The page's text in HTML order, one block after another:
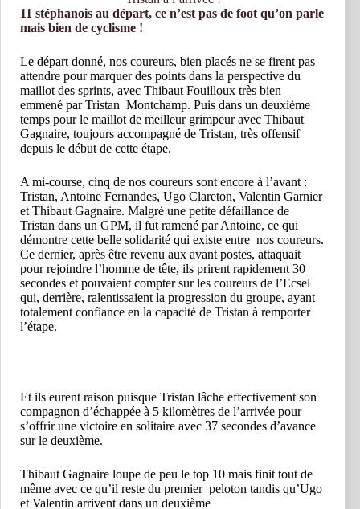
11 stéphanois au départ, ce n’est pas de foot qu’on parle
mais bien de cyclisme !
Le départ donné, nos coureurs, bien placés ne se firent pas
attendre pour marquer des points dans la perspective du
maillot des sprints, avec Thibaut Fouilloux très bien
emmené par Tristan Montchamp. Puis dans un deuxième
temps pour le maillot de meilleur grimpeur avec Thibaut
Gagnaire, toujours accompagné de Tristan, très offensif
depuis le début de cette étape.
A mi-course, cinq de nos coureurs sont encore à l’avant :
Tristan, Antoine Fernandes, Ugo Clareton, Valentin Garnier
et Thibaut Gagnaire. Malgré une petite défaillance de
Tristan dans un GPM, il fut ramené par Antoine, ce qui
démontre cette belle solidarité qui existe entre nos coureurs.
Ce dernier, après être revenu aux avant postes, attaquait
pour rejoindre l’homme de tête, ils prirent rapidement 30
secondes et pouvaient compter sur les coureurs de l’Ecsel
qui, derrière, ralentissaient la progression du groupe, ayant
totalement confiance en la capacité de Tristan à remporter
l’étape.
Et ils eurent raison puisque Tristan lâche effectivement son
compagnon d’échappée à 5 kilomètres de l’arrivée pour
s’offrir une victoire en solitaire avec 37 secondes d’avance
sur le deuxième.
Thibaut Gagnaire loupe de peu le top 10 mais finit tout de
même avec ce qu’il reste du premier peloton tandis qu’Ugo
et Valentin arrivent dans un deuxième